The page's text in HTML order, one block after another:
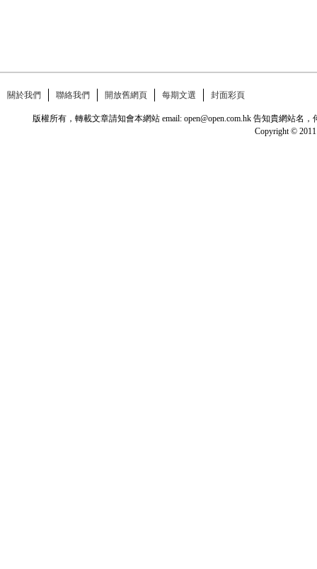
關於我們 聯絡我們 開放舊網頁 每期文選 封面彩頁
版權所有，轉載文章請知會本網站 email: open@open.com.hk 告知貴網站
Copyright © 2011